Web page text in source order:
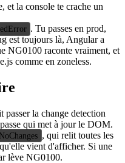
et la console te crache un
. Tu passes en prod,
est toujours là, Angular a
NG0100 raconte vraiment, et
comme en zoneless.
la change detection
qui met à jour le DOM.
, qui relit toutes les
vient d'afficher. Si une
lève NG0100.